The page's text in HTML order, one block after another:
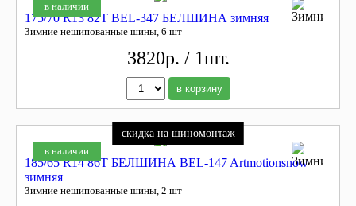
в наличии
175/70 R13 82Т BEL-347 БЕЛШИНА зимняя
Зимние нешипованные шины, 6 шт
3820р. / 1шт.
в корзину
в наличии
скидка на шиномонтаж
185/65 R14 86T БЕЛШИНА BEL-147 Artmotionsnow
зимняя
Зимние нешипованные шины, 2 шт